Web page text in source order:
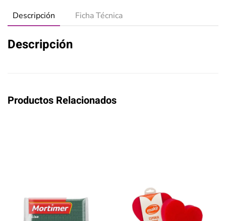
Descripción Ficha Técnica
Descripción
Productos Relacionados